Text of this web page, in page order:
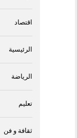
اقتصاد
الرئيسية
الرياضة
تعليم
ثقافة و فن